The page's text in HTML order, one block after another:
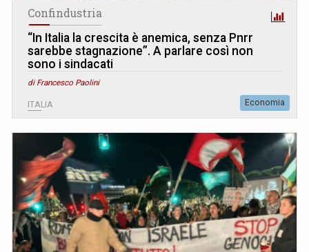
Confindustria
“In Italia la crescita è anemica, senza Pnrr
sarebbe stagnazione”. A parlare così non
sono i sindacati
di Francesco Paolini
ITALIA Economia